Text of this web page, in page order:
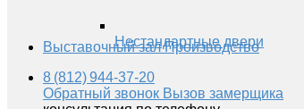
Выставочный зал Производство
8 (812) 944-37-20
Обратный звонок Вызов замерщика
Нестандартные двери